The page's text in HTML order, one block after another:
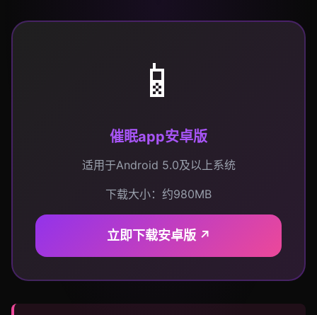
📱
催眠app安卓版
适用于Android 5.0及以上系统
下载大小：约980MB
立即下载安卓版↗